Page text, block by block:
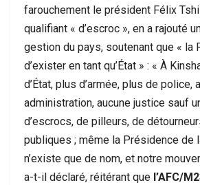
farouchement le président Félix
qualifiant « d’escroc », en a rajouté
gestion du pays, soutenant que « la
d’exister en tant qu’État » : « À
d’État, plus d’armée, plus de police,
administration, aucune justice sauf
d’escrocs, de pilleurs, de
publiques ; même la Présidence de
n’existe que de nom, et notre
a-t-il déclaré, réitérant que l’AFC/